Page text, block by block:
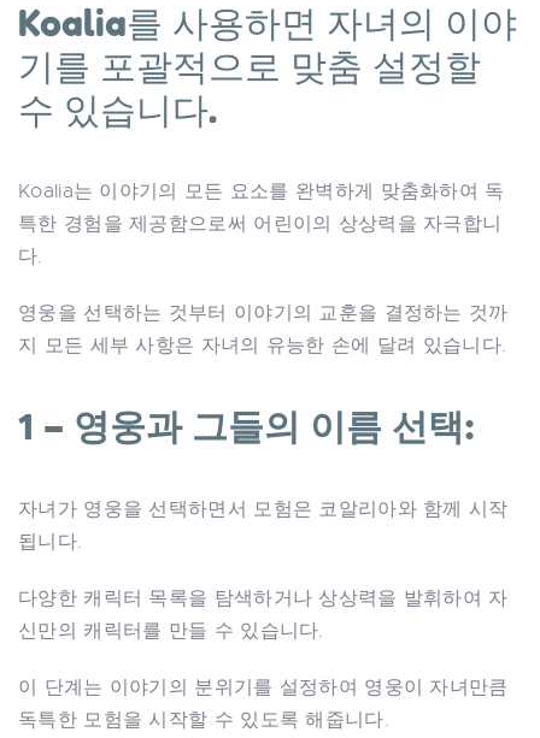
Koalia를 사용하면 자녀의 이야
기를 포괄적으로 맞춤 설정할
수 있습니다.
Koalia는 이야기의 모든 요소를 ​​완벽하게 맞춤화하여 독
특한 경험을 제공함으로써 어린이의 상상력을 자극합니
다.
영웅을 선택하는 것부터 이야기의 교훈을 결정하는 것까
지 모든 세부 사항은 자녀의 유능한 손에 달려 있습니다.
1 – 영웅과 그들의 이름 선택:
자녀가 영웅을 선택하면서 모험은 코알리아와 함께 시작
됩니다.
다양한 캐릭터 목록을 탐색하거나 상상력을 발휘하여 자
신만의 캐릭터를 만들 수 있습니다.
이 단계는 이야기의 분위기를 설정하여 영웅이 자녀만큼
독특한 모험을 시작할 수 있도록 해줍니다.